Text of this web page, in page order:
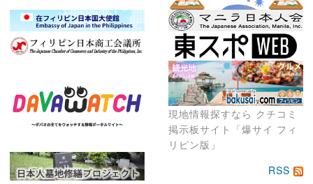
現地情報探すなら クチコミ
掲示板サイト「爆サイ フィ
リピン版」
RSS